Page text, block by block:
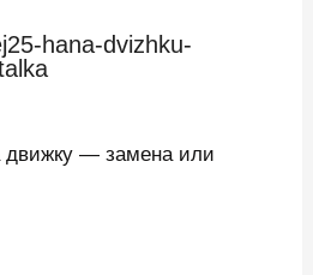
hana-dvizhku-
движку — замена или